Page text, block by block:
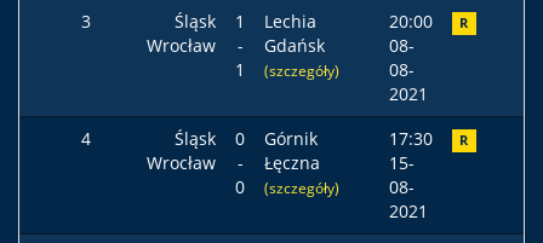
3
Śląsk
Wrocław
1
-
1
Lechia
Gdańsk
(szczegóły)
20:00
08-
08-
2021
R
4
Śląsk
Wrocław
0
-
0
Górnik
Łęczna
(szczegóły)
17:30
15-
08-
2021
R